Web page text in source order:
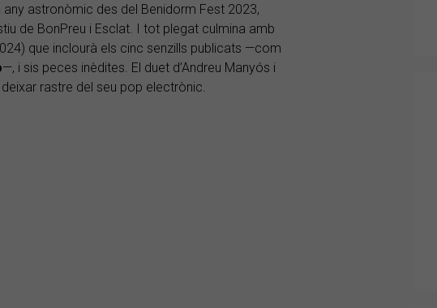
any astronòmic des del Benidorm Fest 2023,
de BonPreu i Esclat. I tot plegat culmina amb
que inclourà els cinc senzills publicats —com
—, i sis peces inèdites. El duet d’Andreu Manyós i
rastre del seu pop electrònic.